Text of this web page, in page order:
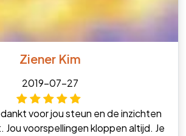
Ziener Kim
2019-07-27
voor jou steun en de inzichten
Jou voorspellingen kloppen altijd. Je